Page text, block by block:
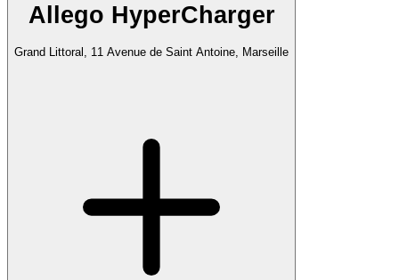
Allego HyperCharger
Grand Littoral, 11 Avenue de Saint Antoine, Marseille